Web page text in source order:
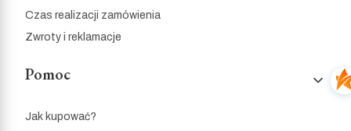
Czas realizacji zamówienia
Zwroty i reklamacje
Pomoc
Jak kupować?